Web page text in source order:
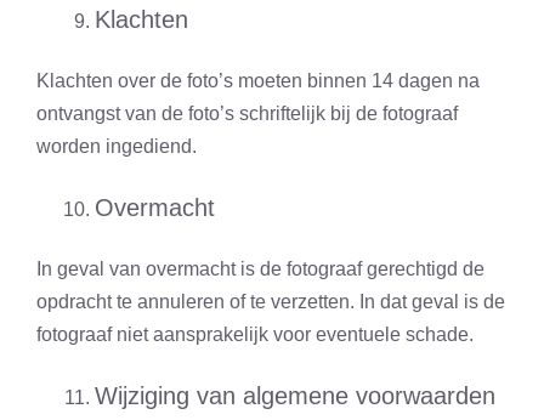
Klachten
Klachten over de foto’s moeten binnen 14 dagen na
ontvangst van de foto’s schriftelijk bij de fotograaf
worden ingediend.
Overmacht
In geval van overmacht is de fotograaf gerechtigd de
opdracht te annuleren of te verzetten. In dat geval is de
fotograaf niet aansprakelijk voor eventuele schade.
Wijziging van algemene voorwaarden